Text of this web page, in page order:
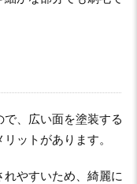
、広い面を塗装する
ットがあります。
やすいため、綺麗に